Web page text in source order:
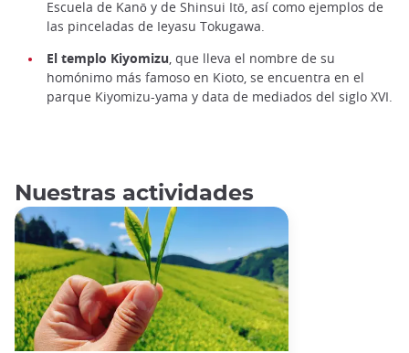
Escuela de Kanō y de Shinsui Itō, así como ejemplos de
las pinceladas de Ieyasu Tokugawa.
El templo Kiyomizu, que lleva el nombre de su
homónimo más famoso en Kioto, se encuentra en el
parque Kiyomizu-yama y data de mediados del siglo XVI.
Nuestras actividades